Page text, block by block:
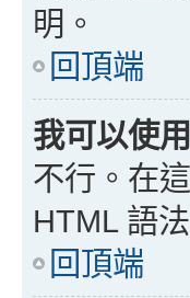
明。
回頂端
我可以使
不行。在
HTML 語
回頂端